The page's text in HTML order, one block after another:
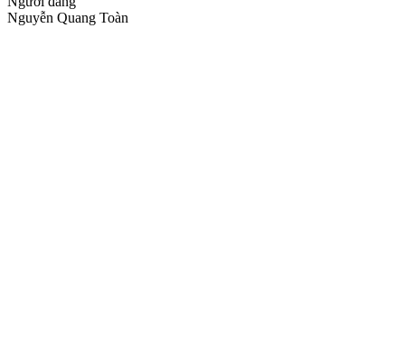
Nguyễn Quang Toàn